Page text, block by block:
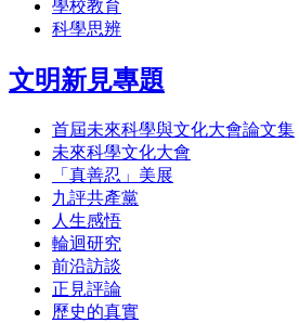
學校教育
科學思辨
文明新見專題
首屆未來科學與文化大會論文集
未來科學文化大會
「真善忍」美展
九評共產黨
人生感悟
輪迴研究
前沿訪談
正見評論
歷史的真實